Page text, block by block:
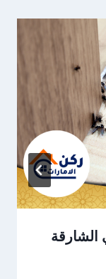
الشارقة